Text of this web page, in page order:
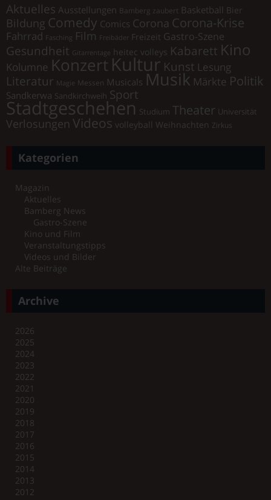
Aktuelles Ausstellungen Bamberg zaubert Basketball Bier
Bildung Comedy Comics Corona Corona-Krise
Fahrrad Fasching Film Freibäder Freizeit Gastro-Szene
Gesundheit Gitarrentage heitec volleys Kabarett Kino
Kolumne Konzert Kultur Kunst Lesung
Literatur Magie Messen Musicals Musik Märkte Politik
Sandkerwa Sandkirchweih Sport
Stadtgeschehen Studium Theater Universität
Verlosungen Videos volleyball Weihnachten Zirkus
Kategorien
Magazin
Aktuelles
Bamberg News
Gastro-Szene
Kino und Film
Veranstaltungstipps
Videos und Bilder
Alte Beiträge
Archive
2026
2025
2024
2023
2022
2021
2020
2019
2018
2017
2016
2015
2014
2013
2012